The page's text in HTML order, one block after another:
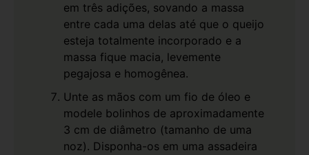
em três adições, sovando a massa
entre cada uma delas até que o queijo
esteja totalmente incorporado e a
massa fique macia, levemente
pegajosa e homogênea.
Unte as mãos com um fio de óleo e
modele bolinhos de aproximadamente
3 cm de diâmetro (tamanho de uma
noz). Disponha-os em uma assadeira